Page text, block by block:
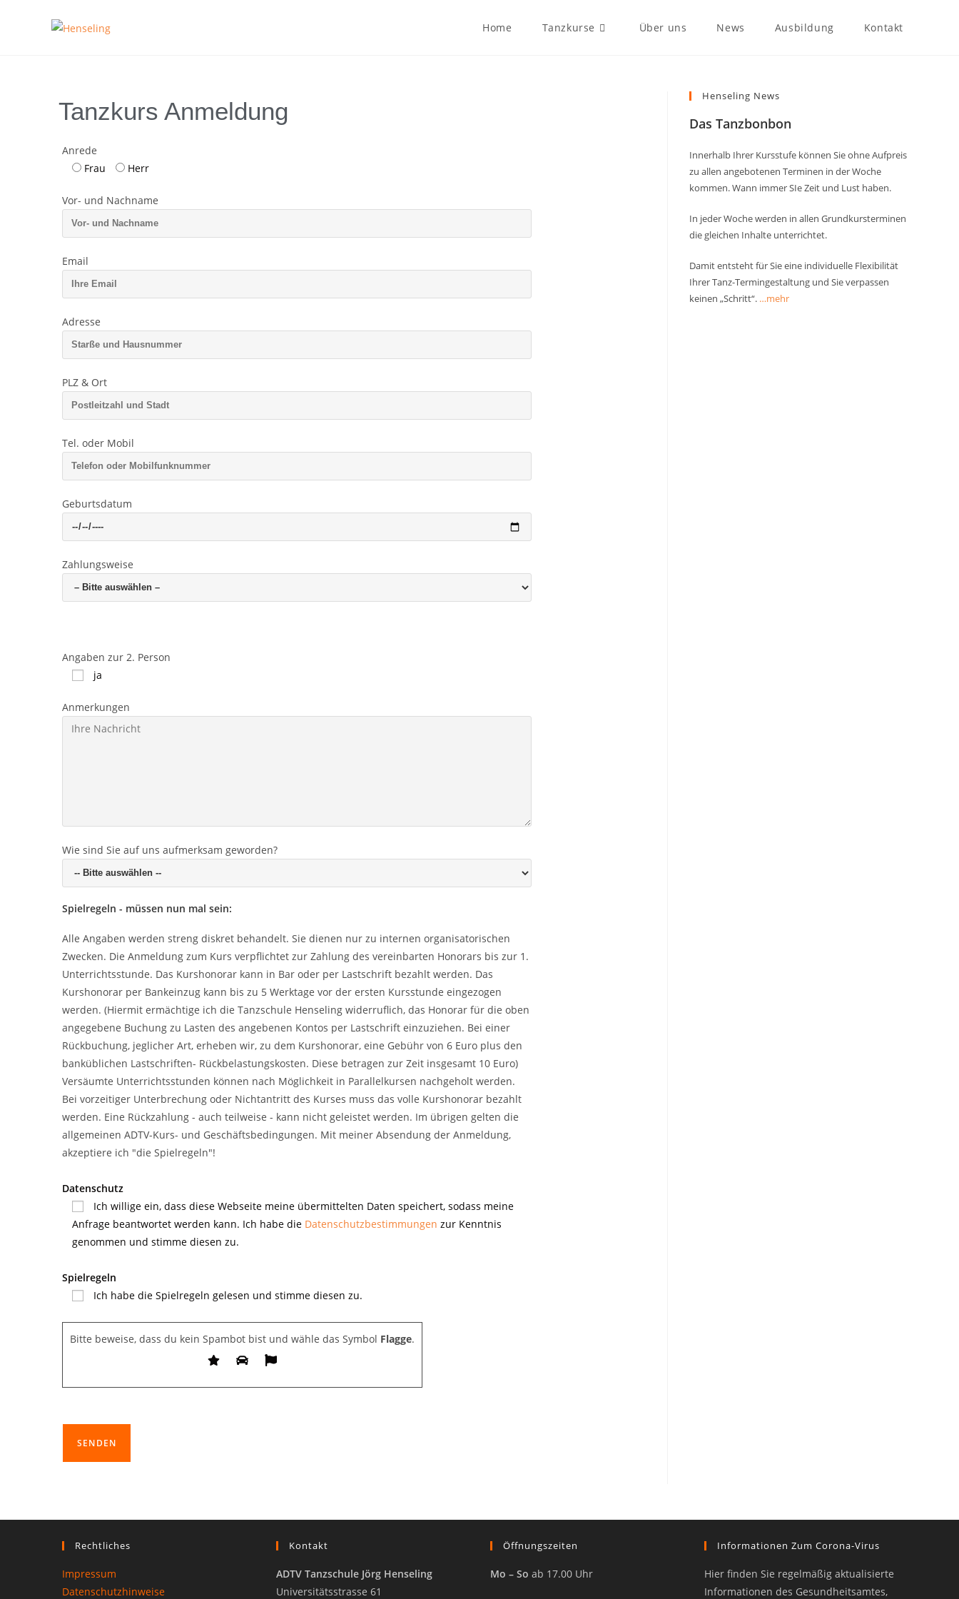
Home Tanzkurse Über uns News Ausbildung Kontakt
Tanzkurs Anmeldung
Anrede
Frau
Herr
Vor- und Nachname
Email
Adresse
PLZ & Ort
Tel. oder Mobil
Geburtsdatum
Zahlungsweise
Angaben zur 2. Person
ja
Anmerkungen
Wie sind Sie auf uns aufmerksam geworden?
Spielregeln - müssen nun mal sein:
Alle Angaben werden streng diskret behandelt. Sie dienen nur zu internen organisatorischen
Zwecken. Die Anmeldung zum Kurs verpflichtet zur Zahlung des vereinbarten Honorars bis zur 1.
Unterrichtsstunde. Das Kurshonorar kann in Bar oder per Lastschrift bezahlt werden. Das
Kurshonorar per Bankeinzug kann bis zu 5 Werktage vor der ersten Kursstunde eingezogen
werden. (Hiermit ermächtige ich die Tanzschule Henseling widerruflich, das Honorar für die oben
angegebene Buchung zu Lasten des angebenen Kontos per Lastschrift einzuziehen. Bei einer
Rückbuchung, jeglicher Art, erheben wir, zu dem Kurshonorar, eine Gebühr von 6 Euro plus den
banküblichen Lastschriften- Rückbelastungskosten. Diese betragen zur Zeit insgesamt 10 Euro)
Versäumte Unterrichtsstunden können nach Möglichkeit in Parallelkursen nachgeholt werden.
Bei vorzeitiger Unterbrechung oder Nichtantritt des Kurses muss das volle Kurshonorar bezahlt
werden. Eine Rückzahlung - auch teilweise - kann nicht geleistet werden. Im übrigen gelten die
allgemeinen ADTV-Kurs- und Geschäftsbedingungen. Mit meiner Absendung der Anmeldung,
akzeptiere ich "die Spielregeln"!
Datenschutz
Ich willige ein, dass diese Webseite meine übermittelten Daten speichert, sodass meine
Anfrage beantwortet werden kann. Ich habe die Datenschutzbestimmungen zur Kenntnis
genommen und stimme diesen zu.
Spielregeln
Ich habe die Spielregeln gelesen und stimme diesen zu.
Bitte beweise, dass du kein Spambot bist und wähle das Symbol Flagge.
Henseling News
Das Tanzbonbon
Innerhalb Ihrer Kursstufe können Sie ohne Aufpreis
zu allen angebotenen Terminen in der Woche
kommen. Wann immer SIe Zeit und Lust haben.
In jeder Woche werden in allen Grundkursterminen
die gleichen Inhalte unterrichtet.
Damit entsteht für Sie eine individuelle Flexibilität
Ihrer Tanz-Termingestaltung und Sie verpassen
keinen „Schritt“. …mehr
Rechtliches
Impressum
Datenschutzhinweise
Kontakt
ADTV Tanzschule Jörg Henseling
Universitätsstrasse 61
Öffnungszeiten
Mo – So ab 17.00 Uhr
Informationen Zum Corona-Virus
Hier finden Sie regelmäßig aktualisierte
Informationen des Gesundheitsamtes,